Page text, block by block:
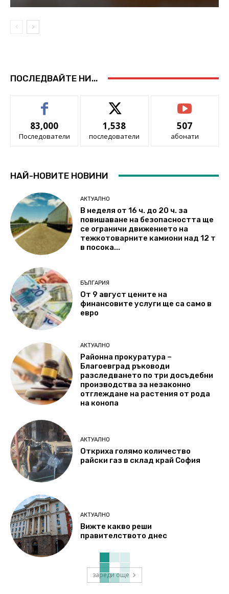
ПОСЛЕДВАЙТЕ НИ...
83,000
Последователи
1,538
последователи
507
абонати
НАЙ-НОВИТЕ НОВИНИ
АКТУАЛНО
В неделя от 16 ч. до 20 ч. за
повишаване на безопасността ще
се ограничи движението на
тежкотоварните камиони над 12 т
в посока...
БЪЛГАРИЯ
От 9 август цените на
финансовите услуги ще са само в
евро
АКТУАЛНО
Районна прокуратура –
Благоевград ръководи
разследването по три досъдебни
производства за незаконно
отглеждане на растения от рода
на конопа
АКТУАЛНО
Откриха голямо количество
райски газ в склад край София
АКТУАЛНО
Вижте какво реши
правителството днес
зареди още